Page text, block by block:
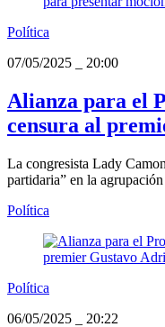
Política
07/05/2025
20:00
Alianza para el
censura al
La congresista Lady
partidaria” en la
Política
Política
06/05/2025
20:22